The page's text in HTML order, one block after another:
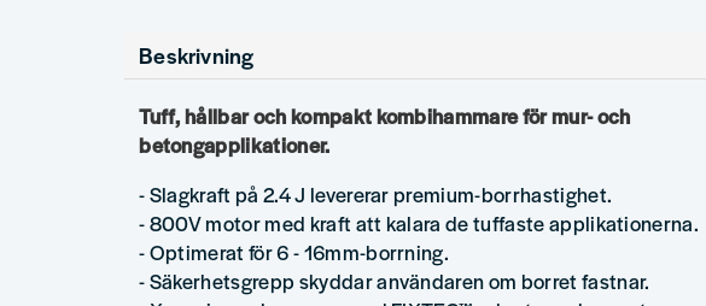
Beskrivning
Tuff, hållbar och kompakt kombihammare för mur- och
betongapplikationer.
- Slagkraft på 2.4 J levererar premium-borrhastighet.
- 800V motor med kraft att kalara de tuffaste applikationerna.
- Optimerat för 6 - 16mm-borrning.
- Säkerhetsgrepp skyddar användaren om borret fastnar.